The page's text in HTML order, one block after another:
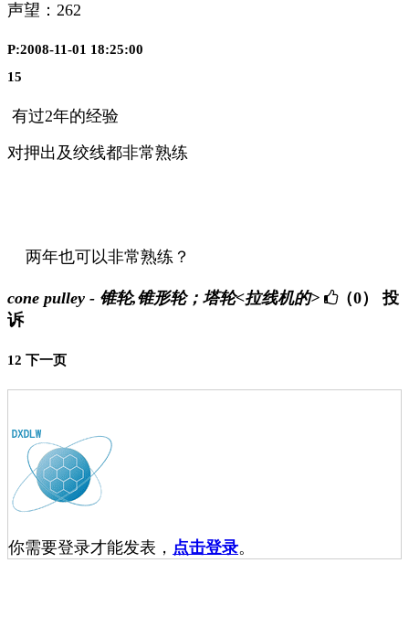
声望： 262
P:2008-11-01 18:25:00
15
有过2年的经验
对押出及绞线都非常熟练
两年也可以非常熟练？
cone pulley - 锥轮,锥形轮；塔轮<拉线机的> （0）
投
诉
12 下一页
你需要登录才能发表， 点击登录。